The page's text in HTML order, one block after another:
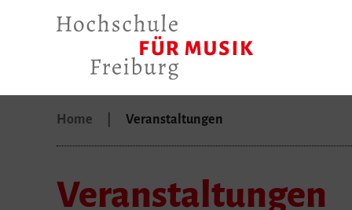
Home Veranstaltungen
Veranstaltungen